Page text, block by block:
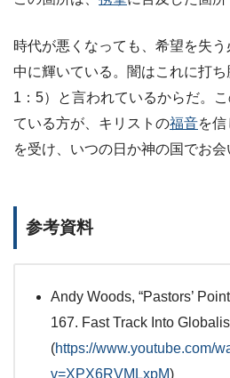
時代が悪くなっても、希望を失
中に輝いている。闇はこれに打
1：5）と言われているからだ。
ている方が、キリストの福音を
を受け、いつの日か神の国でお会
参考資料
Andy Woods, “Pastors’
167. Fast Track Into
(https://www.youtube.com/
v=XPX6RVMLxpM)